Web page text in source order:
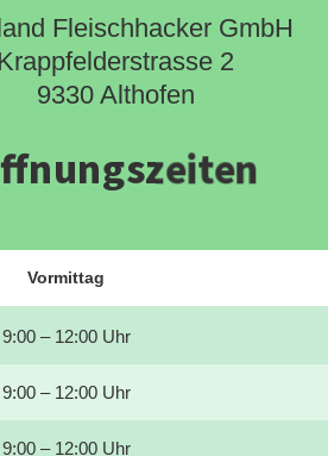
Fleischhacker GmbH
2
9330 Althofen
Vormittag
9:00 – 12:00 Uhr
9:00 – 12:00 Uhr
9:00 – 12:00 Uhr